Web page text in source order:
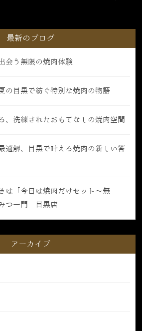
最新のブログ
会う無限の焼肉体験
の目黒で紡ぐ特別な焼肉の物語
、洗練されたおもてなしの焼肉空間
適解、目黒で叶える焼肉の新しい答
は「今日は焼肉だけセット〜無
つ一門 目黒店
アーカイブ